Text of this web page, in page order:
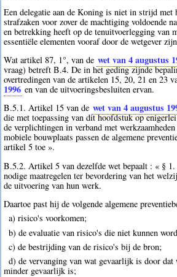
Een delegatie aan de Koning is niet in strijd met
strafzaken voor zover de machtiging voldoende
en betrekking heeft op de tenuitvoerlegging van
essentiële elementen vooraf door de wetgever
Wat artikel 87, 1°, van de wet van 4 augustus
vraag) betreft B.4. De in het geding zijnde
overtredingen van de artikelen 15, 20, 21 en 23
1996 en van de uitvoeringsbesluiten ervan.
B.5.1. Artikel 15 van de wet van 4 augustus
die met toepassing van dit hoofdstuk op
de verplichtingen in verband met
mobiele bouwplaats passen de algemene
artikel 5 toe ».
B.5.2. Artikel 5 van dezelfde wet bepaalt : « §
nodige maatregelen ter bevordering van het
de uitvoering van hun werk.
Daartoe past hij de volgende algemene
a) risico's voorkomen;
b) de evaluatie van risico's die niet kunnen
c) de bestrijding van de risico's bij de bron;
d) de vervanging van wat gevaarlijk is door
minder gevaarlijk is;